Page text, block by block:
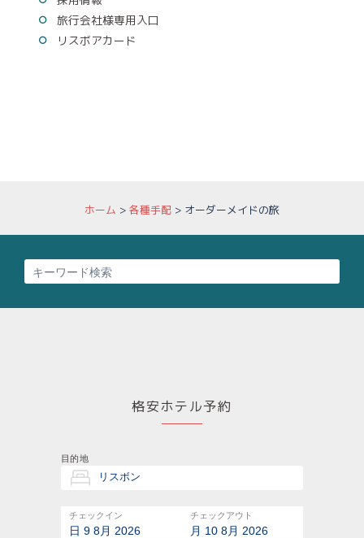
旅行会社様専用入口
リスボアカード
ホーム > 各種手配 > オーダーメイドの旅
格安ホテル予約
目的地
チェックイン
日 9 8月 2026
チェックアウト
月 10 8月 2026